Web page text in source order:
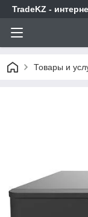
TradeKZ -
Товары и